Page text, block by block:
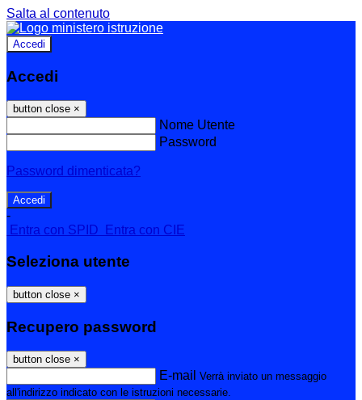
Salta al contenuto
Accedi
Accedi
button close ×
Nome Utente
Password
Password dimenticata?
-
Entra con SPID
Entra con CIE
Seleziona utente
button close ×
Recupero password
button close ×
E-mail Verrà inviato un messaggio
all'indirizzo indicato con le istruzioni necessarie.